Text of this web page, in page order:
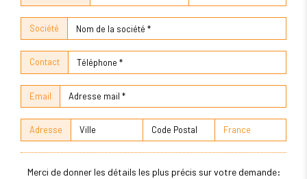
Société
Contact
Email
Adresse
Merci de donner les détails les plus précis sur votre demande: